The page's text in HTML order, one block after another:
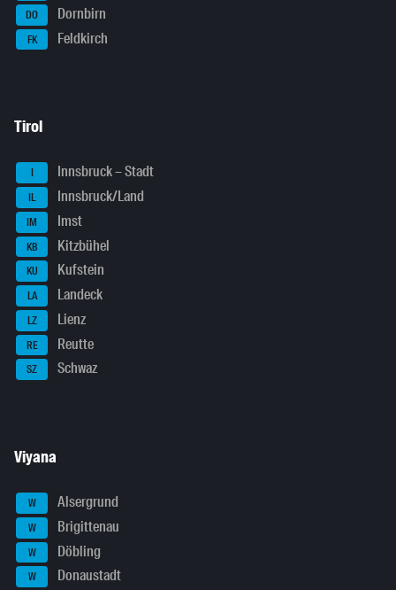
DO Dornbirn
FK Feldkirch
Tirol
I Innsbruck – Stadt
IL Innsbruck/Land
IM Imst
KB Kitzbühel
KU Kufstein
LA Landeck
LZ Lienz
RE Reutte
SZ Schwaz
Viyana
W Alsergrund
W Brigittenau
W Döbling
W Donaustadt